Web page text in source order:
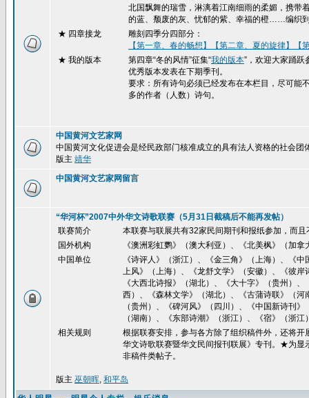
北国飘舞的瑞雪，淋漓着江南细雨的柔媚，携
的蓝、颓废的灰、忧郁的紫、幸福的橙……编织
★ 四章接龙
雕刻四季分四部分：
【第一章、春的畅想】
【第二章、夏的旋律】
【
★ 我的版本
第四章“冬的风情”征集“我的版本”，欢迎大家踊
优秀版本发表在下期季刊。
要求：所有诗句必须已经发布在本栏目，尽可能
多的作者（人数）诗句。
中国黄河文艺家网
中国黄河文化促进会是经民政部门核准成立的具有法人资格的社会
版主 靖华
中国黄河文艺家网留言
“华河杯”2007中外华文诗歌联赛（5月31日截稿后不能再发帖）
联赛简介
本联赛与联展共有32家民间期刊和报纸参加，而
国外机构
《澳洲彩虹鹦》（澳大利亚）、《北美枫》（加
中国单位
《诗评人》（浙江）、《金三角》（上海）、《
上风》（上海）、《龙舒文学》（安徽）、《彼
《大西北诗报》（湖北）、《大十字》（贵州）
西）、《森林文学》（湖北）、《古蒲诗联》（
（贵州）、《碑河风》（四川）、《中国新诗刊
（湖南）、《东部诗潮》（浙江）、《宿》（浙
相关规则
根据联赛安排，参与各方除了组织稿件外，还将
华文诗歌联赛暨华文民间报刊联展》专刊。★为显
非稿件类帖子。
版主 巫朝晖, 和平岛